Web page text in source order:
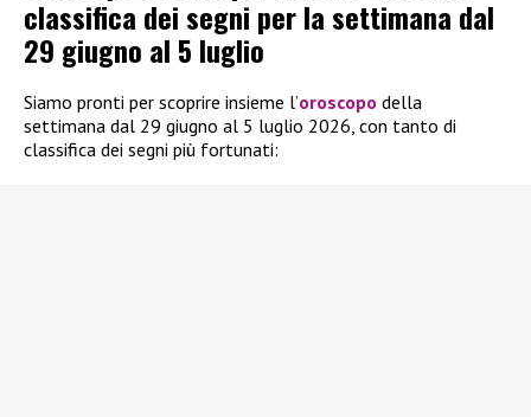
classifica dei segni per la settimana dal
29 giugno al 5 luglio
Siamo pronti per scoprire insieme l’oroscopo della
settimana dal 29 giugno al 5 luglio 2026, con tanto di
classifica dei segni più fortunati: